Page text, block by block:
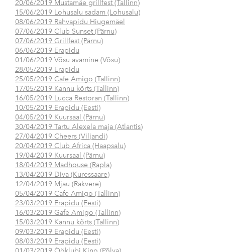
20/06/2019 Mustamäe grillfest (Tallinn)
15/06/2019 Lohusalu sadam (Lohusalu)
08/06/2019 Rahvapidu Hiugemäel
07/06/2019 Club Sunset (Pärnu)
07/06/2019 Grillfest (Pärnu)
06/06/2019 Erapidu
01/06/2019 Võsu avamine (Võsu)
28/05/2019 Erapidu
25/05/2019 Cafe Amigo (Tallinn)
17/05/2019 Kannu kõrts (Tallinn)
16/05/2019 Lucca Restoran (Tallinn)
10/05/2019 Erapidu (Eesti)
04/05/2019 Kuursaal (Pärnu)
30/04/2019 Tartu Alexela maja (Atlantis)
27/04/2019 Cheers (Viljandi)
20/04/2019 Club Africa (Haapsalu)
19/04/2019 Kuursaal (Pärnu)
18/04/2019 Madhouse (Rapla)
13/04/2019 Diva (Kuressaare)
12/04/2019 Mjau (Rakvere)
05/04/2019 Cafe Amigo (Tallinn)
23/03/2019 Erapidu (Eesti)
16/03/2019 Gafe Amigo (Tallinn)
15/03/2019 Kannu kõrts (Tallinn)
09/03/2019 Erapidu (Eesti)
08/03/2019 Erapidu (Eesti)